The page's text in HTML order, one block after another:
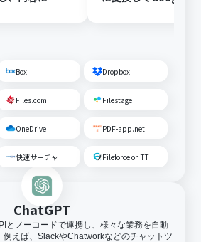
Box Dropbox
Files.com Filestage
OneDrive PDF-app.net
快速サーチャーGX Fileforce on TTS Cloud
ChatGPT
とノーコードで連携し、様々な業務を自動
例えば、SlackやChatworkなどのチャットツ